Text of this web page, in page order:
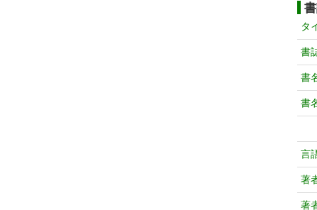
タ
書
書
書
言
著
著